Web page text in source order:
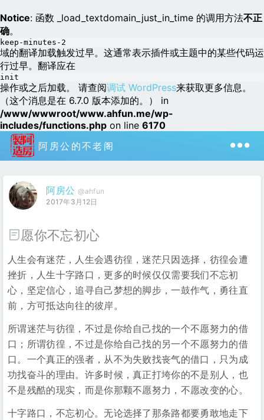
Notice: 函数 _load_textdomain_just_in_time 的调用方法不正
确。
keep-minutes-2
域的翻译加载触发过早。这通常表示插件或主题中的某些代码运
行过早。翻译应在
init
操作或之后加载。 请查阅调试 WordPress来获取更多信息。
（这个消息是在 6.7.0 版本添加的。） in
/www/wwwroot/www.ahfun.me/wp-
includes/functions.php on line 6170
阿房公的不老阁
阿房公 @ahfun
2017年3月12日
愿你不忘初心
人生会有迷茫，人生会遇彷徨，迷茫只因选择，彷徨会遭
挫折，人生十字路口，更多的时候仅仅需要我们不忘初
心，坚定信心，追寻自己梦想的脚步，一鼓作气，勇往直
前，方可抵达向往的彼岸。
所谓迷茫与彷徨，不过是你给自己找的一个不愿努力的借
口；所谓彷徨，不过是你给自己找的另一个不愿努力的借
口。一个真正的强者，从不为失败找丧气的借口，只为成
功找奋斗的理由。许多时候，真正打垮你的不是别人，也
不是残酷的现实，而是你那颗不愿努力，不愿改变的心。
十字路口，不忘初心。无论选择了那条路都要勇敢地走下